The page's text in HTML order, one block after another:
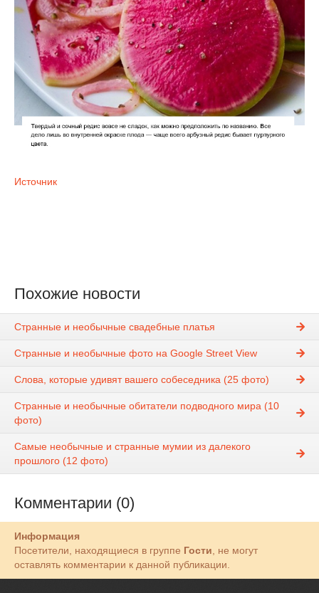
Источник
Похожие новости
Странные и необычные свадебные платья
Странные и необычные фото на Google Street View
Слова, которые удивят вашего собеседника (25 фото)
Странные и необычные обитатели подводного мира (10
фото)
Самые необычные и странные мумии из далекого
прошлого (12 фото)
Комментарии (0)
Информация
Посетители, находящиеся в группе Гости , не могут
оставлять комментарии к данной публикации.